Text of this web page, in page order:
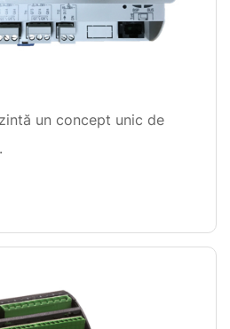
un concept unic de